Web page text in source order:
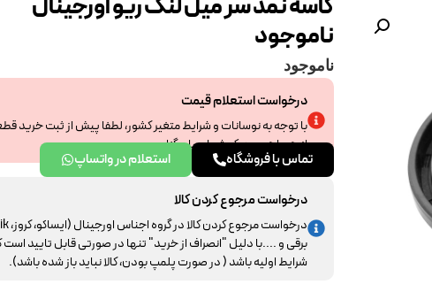
کاسه نمد سر میل لنگ ریو اورجینال
ناموجود
ناموجود
درخواست استعلام قیمت
با توجه به نوسانات و شرایط متغیر کشور، لطفا پیش از ثبت خرید
از همراهی و درک شما سپاسگزاریم.
تماس با فروشگاه
استعلام در واتساپ
درخواست مرجوع کردن کالا
برقی و ....با دلیل "انصراف از خرید" تنها در صورتی قابل تایید است
شرایط اولیه باشد ( در صورت پلمپ بودن، کالا نباید باز شده باشد).